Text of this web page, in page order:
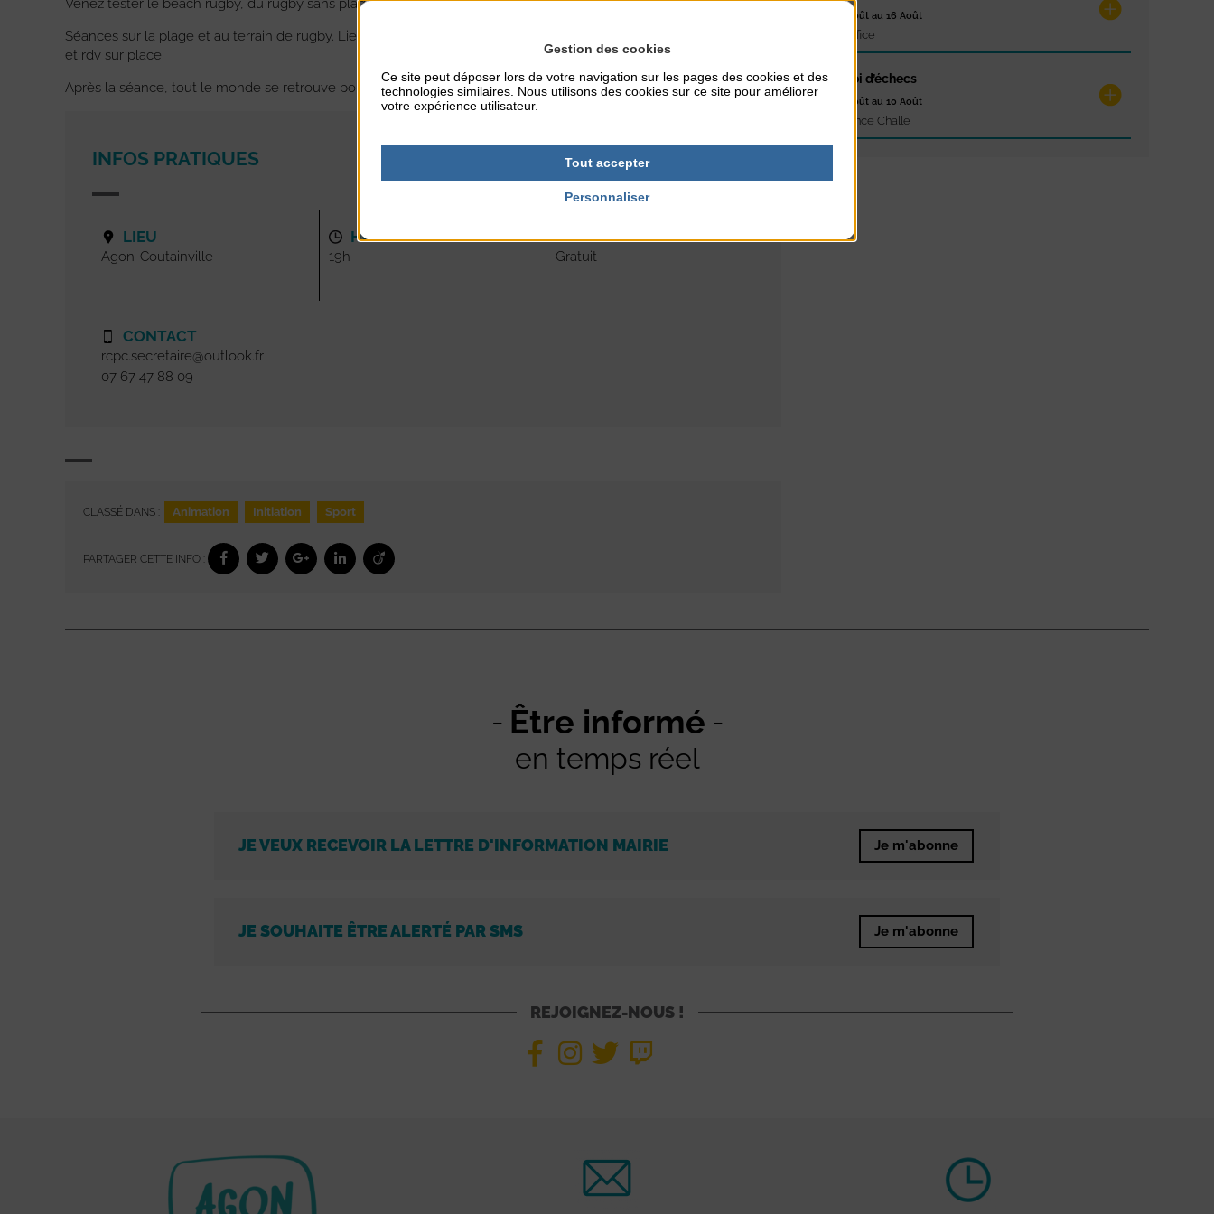
Venez tester le beach rugby, du rugby sans plaquage, avec le RCPC.
Séances sur la plage et au terrain de rugby. Lieux de chaque séance à retrouver sur les réseaux sociaux du RCPC
et rdv sur place.
Après la séance, tout le monde se retrouve pour partager un verre en bord de mer.
INFOS PRATIQUES
LIEU
Agon-Coutainville
CONTACT
rcpc.secretaire@outlook.fr
07 67 47 88 09
HORAIRES
19h
TARIFS
Gratuit
CLASSÉ DANS : Animation Initiation Sport
PARTAGER CETTE INFO :
du 10 Août au 16 Août
Petit Office
Tournoi d’échecs
du 10 Août au 10 Août
Résidence Challe
Être informé
en temps réel
JE VEUX RECEVOIR LA LETTRE D'INFORMATION MAIRIE Je m'abonne
JE SOUHAITE ÊTRE ALERTÉ PAR SMS Je m'abonne
REJOIGNEZ-NOUS !
Gestion des cookies
Ce site peut déposer lors de votre navigation sur les pages des cookies et des
technologies similaires. Nous utilisons des cookies sur ce site pour améliorer
votre expérience utilisateur.
Tout accepter
Personnaliser